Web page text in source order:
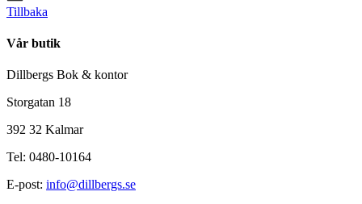
Tillbaka
Vår butik
Dillbergs Bok & kontor
Storgatan 18
392 32 Kalmar
Tel: 0480-10164
E-post: info@dillbergs.se